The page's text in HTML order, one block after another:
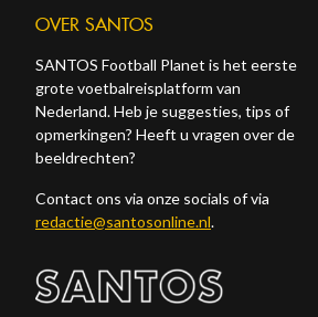
OVER SANTOS
SANTOS Football Planet is het eerste
grote voetbalreisplatform van
Nederland. Heb je suggesties, tips of
opmerkingen? Heeft u vragen over de
beeldrechten?
Contact ons via onze socials of via
redactie@santosonline.nl.